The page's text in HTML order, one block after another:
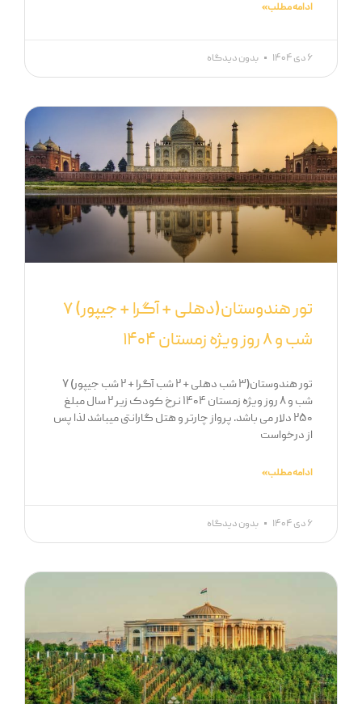
ادامه مطلب »
۶ دی ۱۴۰۴ بدون دیدگاه
تور هندوستان(دهلی + آگرا + جیپور) ۷
شب و ۸ روز ویژه زمستان ۱۴۰۴
تور هندوستان(۳ شب دهلی + ۲ شب آگرا + ۲ شب جیپور) ۷
شب و ۸ روز ویژه زمستان ۱۴۰۴ نرخ کودک زیر ۲ سال مبلغ
۲۵۰ دلار می باشد. پرواز چارتر و هتل گارانتی میباشد لذا پس
از درخواست
ادامه مطلب »
۶ دی ۱۴۰۴ بدون دیدگاه